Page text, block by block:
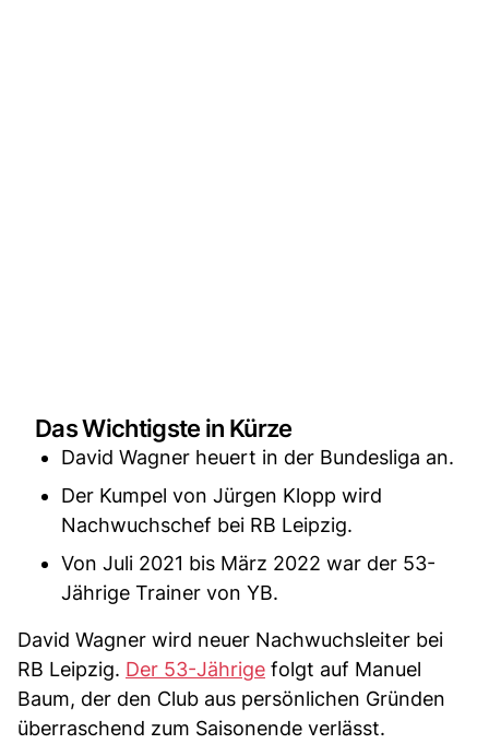
Das Wichtigste in Kürze
David Wagner heuert in der Bundesliga an.
Der Kumpel von Jürgen Klopp wird
Nachwuchschef bei RB Leipzig.
Von Juli 2021 bis März 2022 war der 53-
Jährige Trainer von YB.
David Wagner wird neuer Nachwuchsleiter bei
RB Leipzig. Der 53-Jährige folgt auf Manuel
Baum, der den Club aus persönlichen Gründen
überraschend zum Saisonende verlässt.